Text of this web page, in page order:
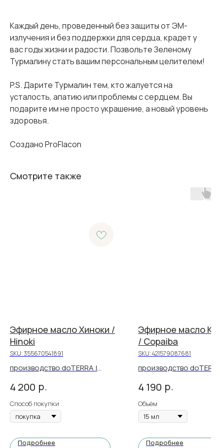
Каждый день, проведенный без защиты от ЭМ-
излучения и без поддержки для сердца, крадет у
вас годы жизни и радости. Позвольте Зеленому
Турмалину стать вашим персональным целителем!
P.S. Дарите Турмалин тем, кто жалуется на
усталость, апатию или проблемы с сердцем. Вы
подарите им не просто украшение, а новый уровень
здоровья.
Создано ProFlacon
Смотрите также
Эфирное масло Хиноки /
Hinoki
SKU:355670541891
производство doTERRA |
4 200 р.
Способ покупки
Подробнее
Эфирное масло
/ Copaiba
SKU:421579087681
производство
4 190 р.
Объём
Подробнее